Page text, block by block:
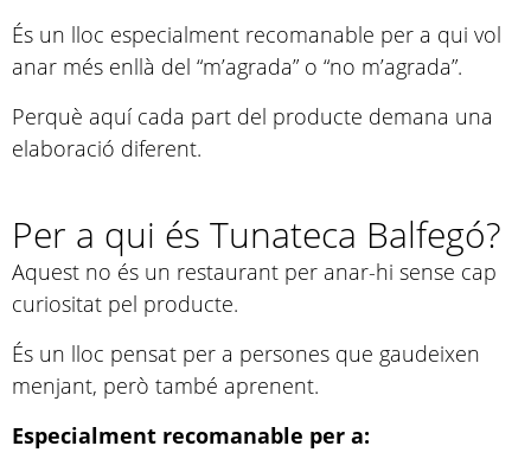
És un lloc especialment recomanable per a qui vol
anar més enllà del “m’agrada” o “no m’agrada”.
Perquè aquí cada part del producte demana una
elaboració diferent.
Per a qui és Tunateca Balfegó?
Aquest no és un restaurant per anar-hi sense cap
curiositat pel producte.
És un lloc pensat per a persones que gaudeixen
menjant, però també aprenent.
Especialment recomanable per a: